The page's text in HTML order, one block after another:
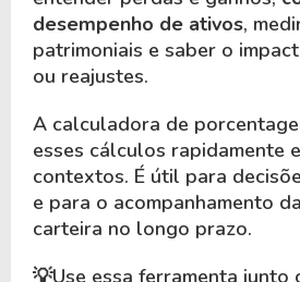
desempenho de ativos,
patrimoniais e saber o
ou reajustes.
A calculadora de
esses cálculos rapidamente
contextos. É útil para
e para o acompanhamento
carteira no longo prazo.
💡Use essa ferramenta junto